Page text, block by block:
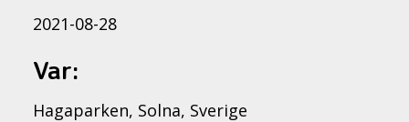
2021-08-28
Var:
Hagaparken, Solna, Sverige